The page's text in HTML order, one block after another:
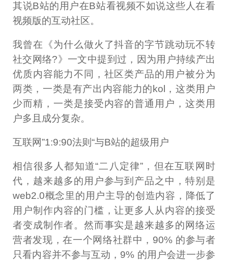
其说B站的用户在B站看视频不如说这些人在看
视频版的互动社区。
我曾在《为什么做火了抖音的字节跳动玩不转
社交网络?》一文中提到过，因为用户持续产出
优质内容能力不同，社区类产品的用户被分为
两类，一类是有产出内容能力的kol，这类用户
少而精，一类是接受内容的普通用户，这类用
户多且成分复杂。
互联网”1:9:90法则“与B站的超级用户
相信很多人都知道“二八定律”，但在互联网时
代，越来越多的用户参与到产品之中，特别是
web2.0概念里的用户主导的创造内容，降低了
用户制作内容的门槛，让更多人从内容的接受
者变成制作者。然而事实是越来越多的网络运
营者发现，在一个网络社群中，90% 的参与者
只看内容并不参与互动，9% 的用户会进一步参